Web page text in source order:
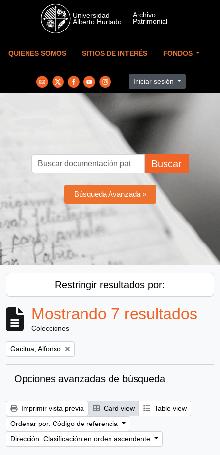
Skip to main content
QUIENES SOMOS SITIOS DE INTERÉS FONDOS
Iniciar sesión
Buscar
Búsqueda Avanzada »
Restringir resultados por:
Mostrando 7 resultados
Colecciones
Remove filter:
Gacitua, Alfonso
Opciones avanzadas de búsqueda
Imprimir vista previa Card view
Table view
Ordenar por: Código de referencia
Dirección: Clasificación en orden ascendente